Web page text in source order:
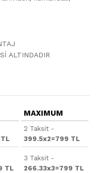
ALTINDADIR
TL
MAXIMUM
2 Taksit -
399.5x2=799 TL
3 Taksit -
266.33x3=799 TL